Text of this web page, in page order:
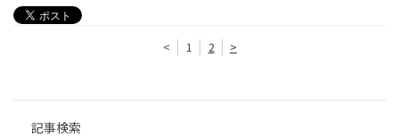
< 1 2 >
記事検索